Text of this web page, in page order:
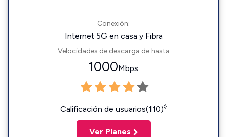
Conexión:
Internet 5G en casa y Fibra
Velocidades de descarga de hasta
1000Mbps
Calificación de usuarios(110)◊
Ver Planes